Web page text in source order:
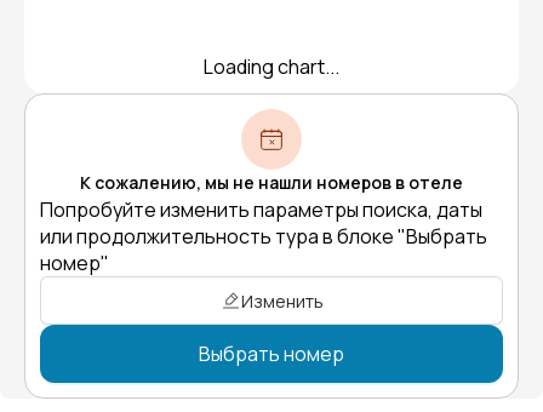
Loading chart...
К сожалению, мы не нашли номеров в отеле
Попробуйте изменить параметры поиска, даты
или продолжительность тура в блоке "Выбрать
номер"
Изменить
Выбрать номер